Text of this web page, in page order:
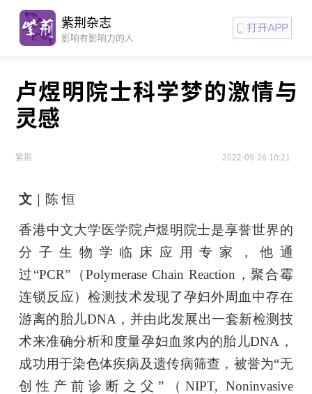
卢煜明院士科学梦的激情与
灵感
紫荆 2022-09-26 10:21
文 ｜陈 恒
香港中文大学医学院卢煜明院士是享誉世界的
分子生物学临床应用专家，他通
过“PCR”（Polymerase Chain Reaction，聚合霉
连锁反应）检测技术发现了孕妇外周血中存在
游离的胎儿DNA，并由此发展出一套新检测技
术来准确分析和度量孕妇血浆内的胎儿DNA，
成功用于染色体疾病及遗传病筛查，被誉为“无
创性产前诊断之父”（NIPT, Noninvasive
紫荆杂志
影响有影响力的人